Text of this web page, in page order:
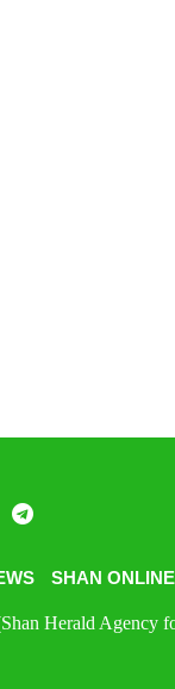
SHAN
Herald Agency